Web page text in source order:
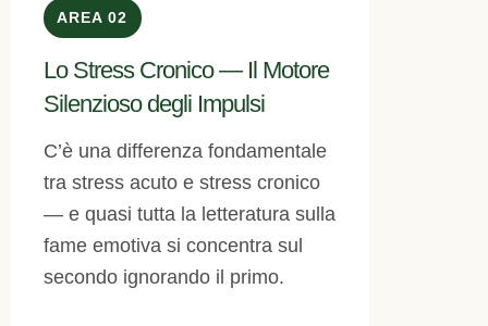
AREA 02
Lo Stress Cronico — Il Motore
Silenzioso degli Impulsi
C’è una differenza fondamentale
tra stress acuto e stress cronico
— e quasi tutta la letteratura sulla
fame emotiva si concentra sul
secondo ignorando il primo.